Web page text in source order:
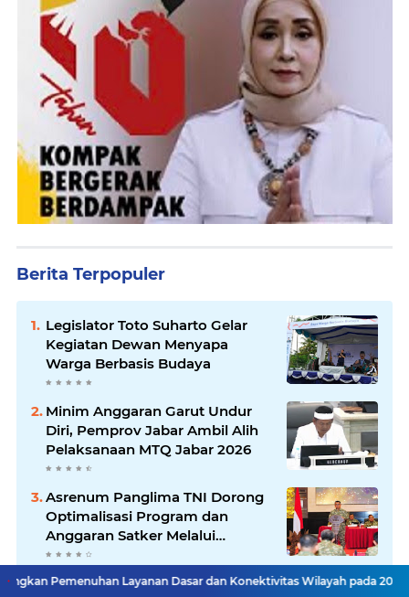
Berita Terpopuler
Legislator Toto Suharto Gelar
Kegiatan Dewan Menyapa
Warga Berbasis Budaya
Minim Anggaran Garut Undur
Diri, Pemprov Jabar Ambil Alih
Pelaksanaan MTQ Jabar 2026
Asrenum Panglima TNI Dorong
Optimalisasi Program dan
Anggaran Satker Melalui
Evaluasi Kinerja
Pemkot Bandung Tertibkan 36
Layanan Dasar dan Konektivitas Wilayah pada 2027 Menaker: